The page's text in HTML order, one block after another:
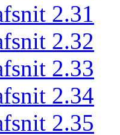
2.31
2.32
2.33
2.34
2.35